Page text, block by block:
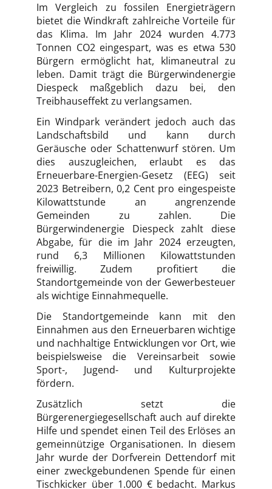
Im Vergleich zu fossilen Energieträgern
bietet die Windkraft zahlreiche Vorteile für
das Klima. Im Jahr 2024 wurden 4.773
Tonnen CO2 eingespart, was es etwa 530
Bürgern ermöglicht hat, klimaneutral zu
leben. Damit trägt die Bürgerwindenergie
Diespeck maßgeblich dazu bei, den
Treibhauseffekt zu verlangsamen.
Ein Windpark verändert jedoch auch das
Landschaftsbild und kann durch
Geräusche oder Schattenwurf stören. Um
dies auszugleichen, erlaubt es das
Erneuerbare-Energien-Gesetz (EEG) seit
2023 Betreibern, 0,2 Cent pro eingespeiste
Kilowattstunde an angrenzende
Gemeinden zu zahlen. Die
Bürgerwindenergie Diespeck zahlt diese
Abgabe, für die im Jahr 2024 erzeugten,
rund 6,3 Millionen Kilowattstunden
freiwillig. Zudem profitiert die
Standortgemeinde von der Gewerbesteuer
als wichtige Einnahmequelle.
Die Standortgemeinde kann mit den
Einnahmen aus den Erneuerbaren wichtige
und nachhaltige Entwicklungen vor Ort, wie
beispielsweise die Vereinsarbeit sowie
Sport-, Jugend- und Kulturprojekte
fördern.
Zusätzlich setzt die
Bürgerenergiegesellschaft auch auf direkte
Hilfe und spendet einen Teil des Erlöses an
gemeinnützige Organisationen. In diesem
Jahr wurde der Dorfverein Dettendorf mit
einer zweckgebundenen Spende für einen
Tischkicker über 1.000 € bedacht. Markus